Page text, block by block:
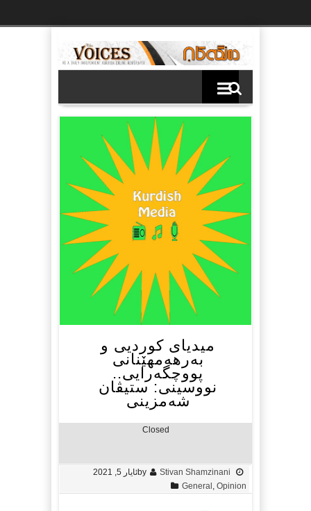
میدیای کوردیی و
بەرهەمهێنانی
پووچگەرایی..
نووسینی: ستیڤان
شەمزینی
Closed
by Stivan Shamzinani
ئایار 5, 2021
General Opinion